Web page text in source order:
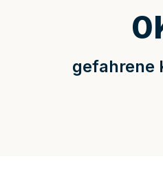
gefahrene
0